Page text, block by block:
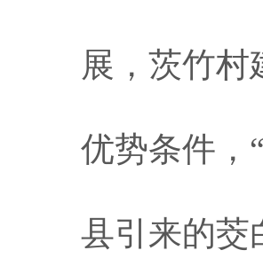
展，茨竹
优势条件，
县引来的茭